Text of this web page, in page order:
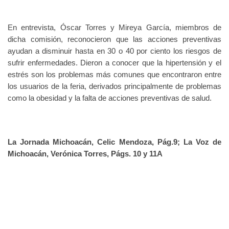
En entrevista, Óscar Torres y Mireya García, miembros de
dicha comisión, reconocieron que las acciones preventivas
ayudan a disminuir hasta en 30 o 40 por ciento los riesgos de
sufrir enfermedades. Dieron a conocer que la hipertensión y el
estrés son los problemas más comunes que encontraron entre
los usuarios de la feria, derivados principalmente de problemas
como la obesidad y la falta de acciones preventivas de salud.
La Jornada Michoacán, Celic Mendoza, Pág.9; La Voz de
Michoacán, Verónica Torres, Págs. 10 y 11A